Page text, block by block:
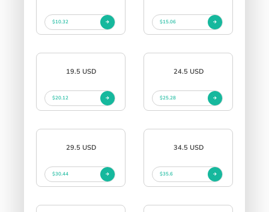
$10.32 $15.06
19.5 USD
$20.12
24.5 USD
$25.28
29.5 USD
$30.44
34.5 USD
$35.6